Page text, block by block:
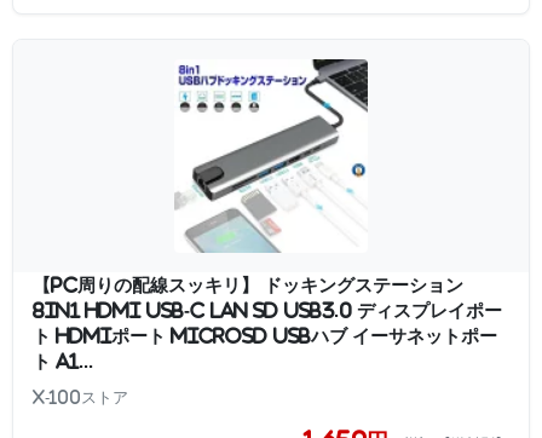
【PC周りの配線スッキリ】 ドッキングステーション
8in1 HDMI USB-C LAN SD USB3.0 ディスプレイポー
ト HDMIポート microSD USBハブ イーサネットポー
ト A1...
X-100ストア